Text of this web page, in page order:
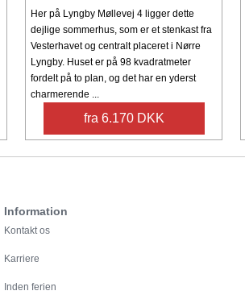
Her på Lyngby Møllevej 4 ligger dette
dejlige sommerhus, som er et stenkast fra
Vesterhavet og centralt placeret i Nørre
Lyngby. Huset er på 98 kvadratmeter
fordelt på to plan, og det har en yderst
charmerende ...
fra 6.170 DKK
Information
Kontakt os
Karriere
Inden ferien